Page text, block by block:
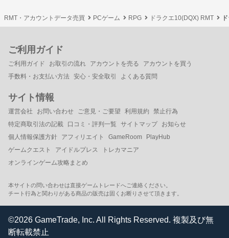
RMT・アカウントデータ売買 PCゲーム RPG ドラクエ10(DQX) RMT
ご利用ガイド
ご利用ガイド お取引の流れ アカウントを売る
アカウントを買う
手数料・お支払い方法 安心・安全取引 よくある質問
サイト情報
運営会社 お問い合わせ ご意見・ご要望 利用規約
禁止行為
特定商取引法の記載
口コミ・評判一覧 サイトマップ
お知らせ
個人情報保護方針
アフィリエイト GameRoom
PlayHub
ゲームクエスト
アイドルプレス
トレカマニア
オンラインゲーム攻略まとめ
本サイトの問い合わせは直接ゲームトレードへご連絡ください。
チート行為と関わりがある商品の販売は固くお断りさせて頂きます。
©2026 GameTrade, Inc. All Rights Reserved. 複製及び無
断転載禁止